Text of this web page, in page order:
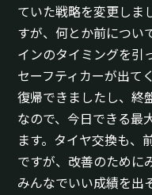
ていた戦略を変更しま
すが、何とか前につい
インのタイミングを引
セーフティカーが出て
復帰できましたし、終
なので、今日できる最
ます。タイヤ交換も、
ですが、改善のために
みんなでいい成績を出